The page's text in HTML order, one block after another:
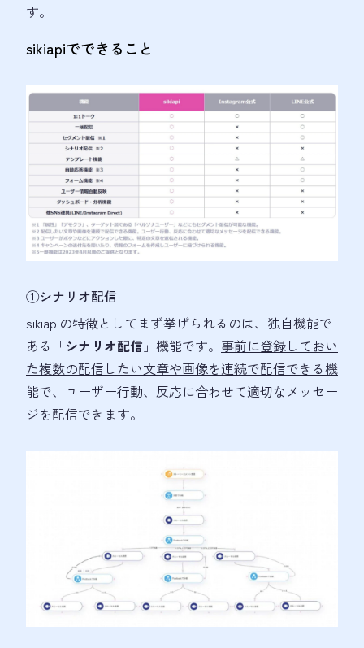
す。
sikiapiでできること
①シナリオ配信
sikiapiの特徴としてまず挙げられるのは、独自機能で
ある「シナリオ配信 」機能です。 事前に登録しておい
た複数の配信したい文章や画像を連続で配信できる機
能で、ユーザー行動、反応に合わせて適切なメッセー
ジを配信できます。